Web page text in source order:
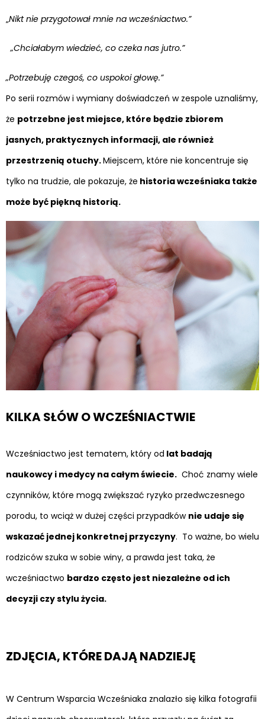
„Nikt nie przygotował mnie na wcześniactwo.”
„Chciałabym wiedzieć, co czeka nas jutro.”
„Potrzebuję czegoś, co uspokoi głowę.”
Po serii rozmów i wymiany doświadczeń w zespole uznaliśmy,
że potrzebne jest miejsce, które będzie zbiorem
jasnych, praktycznych informacji, ale również
przestrzenią otuchy.Miejscem, które nie koncentruje się
tylko na trudzie, ale pokazuje, że historia wcześniaka także
może być piękną historią.
KILKA SŁÓW O WCZEŚNIACTWIE
Wcześniactwo jest tematem, który od lat badają
naukowcy i medycy na całym świecie. Choć znamy wiele
czynników, które mogą zwiększać ryzyko przedwczesnego
porodu, to wciąż w dużej części przypadków nie udaje się
wskazać jednej konkretnej przyczyny. To ważne, bo wielu
rodziców szuka w sobie winy, a prawda jest taka, że
wcześniactwo bardzo często jest niezależne od ich
decyzji czy stylu życia.
ZDJĘCIA, KTÓRE DAJĄ NADZIEJĘ
W Centrum Wsparcia Wcześniaka znalazło się kilka fotografii